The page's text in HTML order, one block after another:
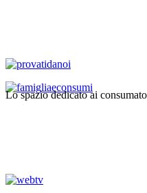
Lo spazio dedicato ai